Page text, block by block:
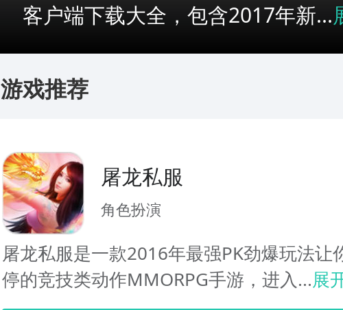
客户端下载大全，包含2017年新...
游戏推荐
屠龙私服
角色扮演
屠龙私服是一款2016年最强PK劲爆玩法让
停的竞技类动作MMORPG手游，进入...展